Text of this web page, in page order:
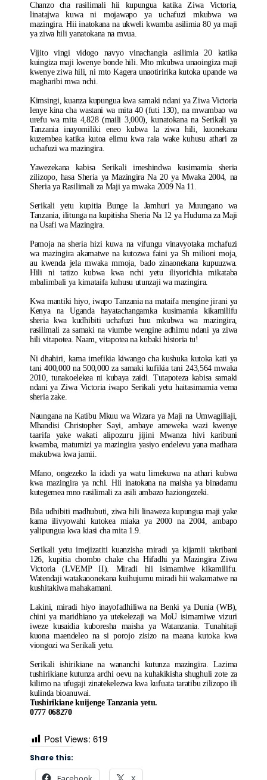
Chanzo cha rasilimali hii kupungua katika Ziwa Victoria,
linatajwa kuwa ni mojawapo ya uchafuzi mkubwa wa
mazingira. Hii inatokana na ukweli kwamba asilimia 80 ya maji
ya ziwa hili yanatokana na mvua.
Vijito vingi vidogo navyo vinachangia asilimia 20 katika
kuingiza maji kwenye bonde hili. Mto mkubwa unaoingiza maji
kwenye ziwa hili, ni mto Kagera unaotiririka kutoka upande wa
magharibi mwa nchi.
Kimsingi, kuanza kupungua kwa samaki ndani ya Ziwa Victoria
lenye kina cha wastani wa mita 40 (futi 130), na mwambao wa
urefu wa mita 4,828 (maili 3,000), kunatokana na Serikali ya
Tanzania inayomiliki eneo kubwa la ziwa hili, kuonekana
kuzembea katika kutoa elimu kwa raia wake kuhusu athari za
uchafuzi wa mazingira.
Yawezekana kabisa Serikali imeshindwa kusimamia sheria
zilizopo, hasa Sheria ya Mazingira Na 20 ya Mwaka 2004, na
Sheria ya Rasilimali za Maji ya mwaka 2009 Na 11.
Serikali yetu kupitia Bunge la Jamhuri ya Muungano wa
Tanzania, ilitunga na kupitisha Sheria Na 12 ya Huduma za Maji
na Usafi wa Mazingira.
Pamoja na sheria hizi kuwa na vifungu vinavyotaka mchafuzi
wa mazingira akamatwe na kutozwa faini ya Sh milioni moja,
au kwenda jela mwaka mmoja, bado zinaonekana kupuuzwa.
Hili ni tatizo kubwa kwa nchi yetu iliyoridhia mikataba
mbalimbali ya kimataifa kuhusu utunzaji wa mazingira.
Kwa mantiki hiyo, iwapo Tanzania na mataifa mengine jirani ya
Kenya na Uganda hayatachangamka kusimamia kikamilifu
sheria kwa kudhibiti uchafuzi huu mkubwa wa mazingira,
rasilimali za samaki na viumbe wengine adhimu ndani ya ziwa
hili vitapotea. Naam, vitapotea na kubaki historia tu!
Ni dhahiri, kama imefikia kiwango cha kushuka kutoka kati ya
tani 400,000 na 500,000 za samaki kufikia tani 243,564 mwaka
2010, tunakoelekea ni kubaya zaidi. Tutapoteza kabisa samaki
ndani ya Ziwa Victoria iwapo Serikali yetu haitasimamia vema
sheria zake.
Naungana na Katibu Mkuu wa Wizara ya Maji na Umwagiliaji,
Mhandisi Christopher Sayi, ambaye ameweka wazi kwenye
taarifa yake wakati alipozuru jijini Mwanza hivi karibuni
kwamba, matumizi ya mazingira yasiyo endelevu yana madhara
makubwa kwa jamii.
Mfano, ongezeko la idadi ya watu limekuwa na athari kubwa
kwa mazingira ya nchi. Hii inatokana na maisha ya binadamu
kutegemea mno rasilimali za asili ambazo haziongezeki.
Bila udhibiti madhubuti, ziwa hili linaweza kupungua maji yake
kama ilivyowahi kutokea miaka ya 2000 na 2004, ambapo
yalipungua kwa kiasi cha mita 1.9.
Serikali yetu imejizatiti kuanzisha miradi ya kijamii takribani
126, kupitia chombo chake cha Hifadhi ya Mazingira Ziwa
Victoria (LVEMP II). Miradi hii isimamiwe kikamilifu.
Watendaji watakaoonekana kuihujumu miradi hii wakamatwe na
kushitakiwa mahakamani.
Lakini, miradi hiyo inayofadhiliwa na Benki ya Dunia (WB),
chini ya maridhiano ya utekelezaji wa MoU isimamiwe vizuri
iweze kusaidia kuboresha maisha ya Watanzania. Tunahitaji
kuona maendeleo na si porojo zisizo na maana kutoka kwa
viongozi wa Serikali yetu.
Serikali ishirikiane na wananchi kutunza mazingira. Lazima
tushirikiane kutunza ardhi oevu na kuhakikisha shughuli zote za
kilimo na ufugaji zinatekelezwa kwa kufuata taratibu zilizopo ili
kulinda bioanuwai.
Tushirikiane kuijenge Tanzania yetu.
0777 068270
Post Views: 619
Share this: